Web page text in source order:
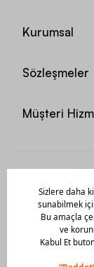
Kurumsal
Sözleşmeler
Müşteri